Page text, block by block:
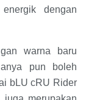
dengan
warna baru
pun boleh
bLU cRU Rider